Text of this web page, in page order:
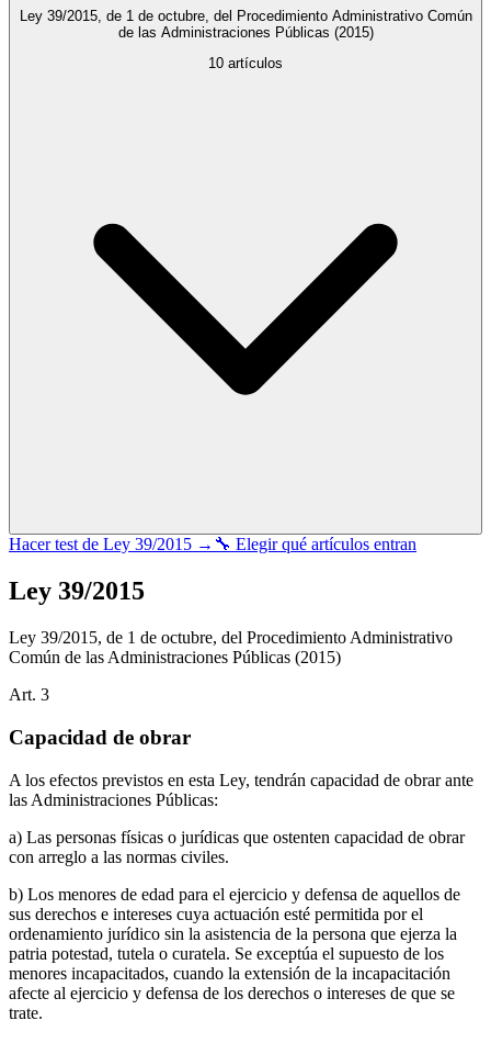
Ley 39/2015, de 1 de octubre, del Procedimiento Administrativo Común
de las Administraciones Públicas (2015)
10 artículos
Hacer test de Ley 39/2015 → 🔧 Elegir qué artículos entran
Ley 39/2015
Ley 39/2015, de 1 de octubre, del Procedimiento Administrativo
Común de las Administraciones Públicas (2015)
Art. 3
Capacidad de obrar
A los efectos previstos en esta Ley, tendrán capacidad de obrar ante
las Administraciones Públicas:
a) Las personas físicas o jurídicas que ostenten capacidad de obrar
con arreglo a las normas civiles.
b) Los menores de edad para el ejercicio y defensa de aquellos de
sus derechos e intereses cuya actuación esté permitida por el
ordenamiento jurídico sin la asistencia de la persona que ejerza la
patria potestad, tutela o curatela. Se exceptúa el supuesto de los
menores incapacitados, cuando la extensión de la incapacitación
afecte al ejercicio y defensa de los derechos o intereses de que se
trate.